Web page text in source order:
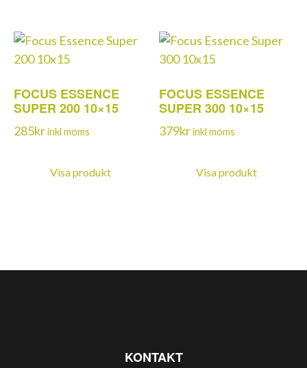
FOCUS ESSENCE
SUPER 200 10×15
285krinkl moms
Visa produkt
FOCUS ESSENCE
SUPER 300 10×15
379krinkl moms
Visa produkt
KONTAKT